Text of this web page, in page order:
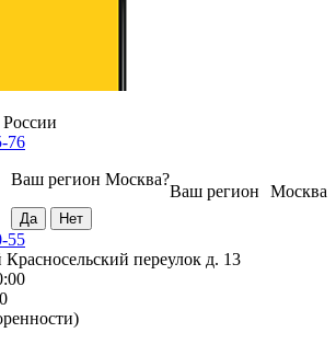
76
Москва
Ваш регион
Ваш регион Москва?
55
переулок д. 13